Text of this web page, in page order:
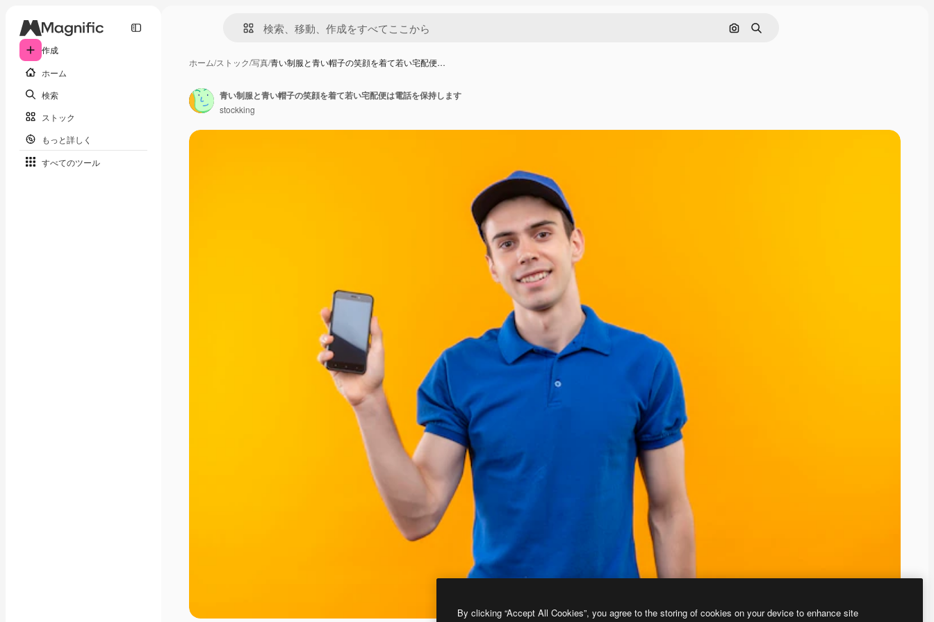
作成
ホーム
検索
ストック
もっと詳しく
すべてのツール
画像で検索
検索
ホーム/ストック/写真/青い制服と青い帽子の笑顔を着て若い宅配便…
青い制服と青い帽子の笑顔を着て若い宅配便は電話を保持します
stockking
By clicking “Accept All Cookies”, you agree to the storing of cookies on your device to enhance site